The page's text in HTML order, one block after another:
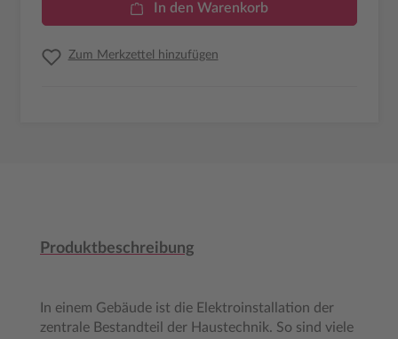
In den Warenkorb
Zum Merkzettel hinzufügen
Produktbeschreibung
In einem Gebäude ist die Elektroinstallation der
zentrale Bestandteil der Haustechnik. So sind viele